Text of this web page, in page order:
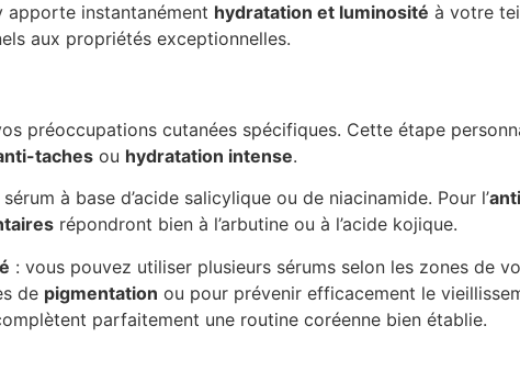
apporte instantanément hydratation et luminosité à votre
aux propriétés exceptionnelles.
préoccupations cutanées spécifiques. Cette étape
taches ou hydratation intense.
à base d’acide salicylique ou de niacinamide. Pour l’
répondront bien à l’arbutine ou à l’acide kojique.
: vous pouvez utiliser plusieurs sérums selon les zones de
de pigmentation ou pour prévenir efficacement le
parfaitement une routine coréenne bien établie.